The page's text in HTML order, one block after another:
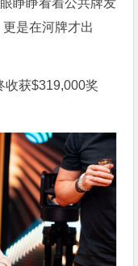
睁睁看着公共牌发
是在河牌才出
收获$319,000奖